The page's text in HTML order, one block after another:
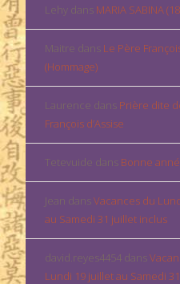
Lehy dans MARIA SABINA
Maitre dans Le Père
(Hommage)
Laurence dans Prière dite
François d’Assise
Tetevuide dans Bonne
Jean dansVacances du
au Samedi 31 juillet inclus
david.reyes4454 dans
Lundi 19 juillet au Samedi